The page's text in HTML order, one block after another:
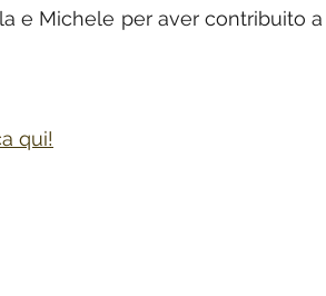
e Michele per aver contribuito
qui!